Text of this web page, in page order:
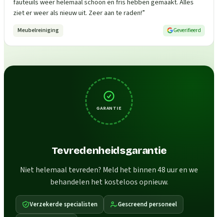
ziet er weer als nieuw uit. Zeer aan te raden!”
Meubelreiniging Geverifieerd
GARANTIE
Tevredenheidsgarantie
Niet helemaal tevreden? Meld het binnen 48 uur en we
behandelen het kosteloos opnieuw.
Verzekerde specialisten Gescreend personeel